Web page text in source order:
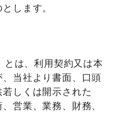
します。
とは、利用契約又は本
当社より書面、口頭
しくは開示された
営業、業務、財務、